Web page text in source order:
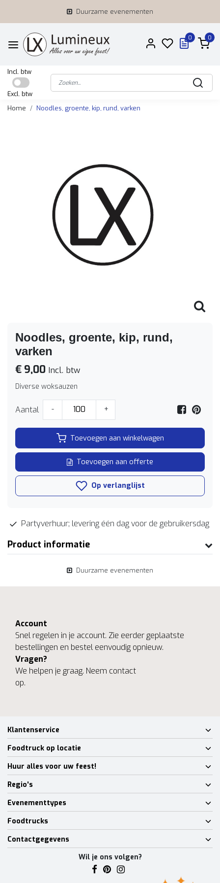
Duurzame evenementen
0 0
Incl. btw
Excl. btw
Home
Noodles, groente, kip, rund, varken
Noodles, groente, kip, rund,
varken
€ 9,00 Incl. btw
Diverse woksauzen
Aantal - +
Toevoegen aan winkelwagen
Toevoegen aan offerte
Op verlanglijst
Partyverhuur; levering één dag voor de gebruikersdag
Product informatie
Duurzame evenementen
Account
Snel regelen in je account. Zie eerder geplaatste
bestellingen en bestel eenvoudig opnieuw.
Vragen?
We helpen je graag. Neem contact
op.
Klantenservice
Foodtruck op locatie
Huur alles voor uw feest!
Regio's
Evenementtypes
Foodtrucks
Contactgegevens
Wil je ons volgen?